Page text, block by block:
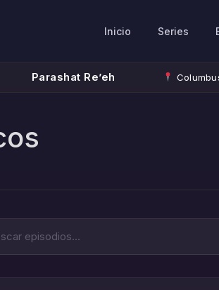
Inicio Series
Parashat Re’eh